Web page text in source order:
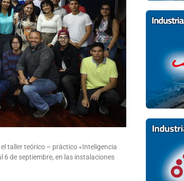
taller teórico – práctico «Inteligencia
6 de septiembre, en las instalaciones